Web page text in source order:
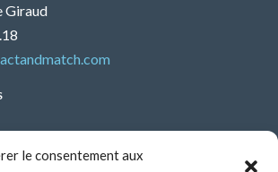
le consentement aux
Giraud